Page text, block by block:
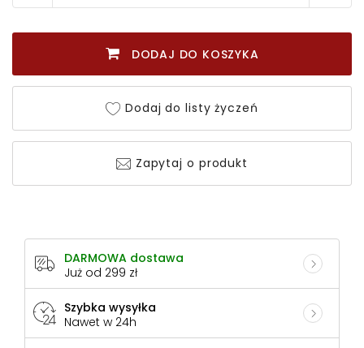
DODAJ DO KOSZYKA
Dodaj do listy życzeń
Zapytaj o produkt
DARMOWA dostawa
Już od 299 zł
Szybka wysyłka
Nawet w 24h